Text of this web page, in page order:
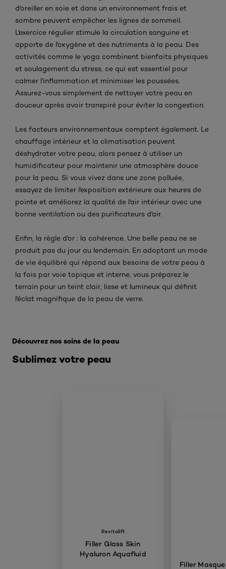
d'oreiller en soie et dans un environnement frais et
sombre peuvent empêcher les lignes de sommeil.
L'exercice régulier stimule la circulation sanguine et
apporte de l'oxygène et des nutriments à la peau. Des
activités comme le yoga combinent bienfaits physiques
et soulagement du stress, ce qui est essentiel pour
calmer l'inflammation et minimiser les poussées.
Assurez-vous simplement de nettoyer votre peau en
douceur après avoir transpiré pour éviter la congestion.
Les facteurs environnementaux comptent également. Le
chauffage intérieur et la climatisation peuvent
déshydrater votre peau, alors pensez à utiliser un
humidificateur pour maintenir une atmosphère douce
pour la peau. Si vous vivez dans une zone polluée,
essayez de limiter l'exposition extérieure aux heures de
pointe et améliorez la qualité de l'air intérieur avec une
bonne ventilation ou des purificateurs d'air.
Enfin, la règle d'or : la cohérence. Une belle peau ne se
produit pas du jour au lendemain. En adoptant un mode
de vie équilibré qui répond aux besoins de votre peau à
la fois par voie topique et interne, vous préparez le
terrain pour un teint clair, lisse et lumineux qui définit
l'éclat magnifique de la peau de verre.
Sublimez votre peau
Découvrez nos soins de la peau
Revitalift
Filler Glass Skin
Hyaluron Aquafluid
Filler